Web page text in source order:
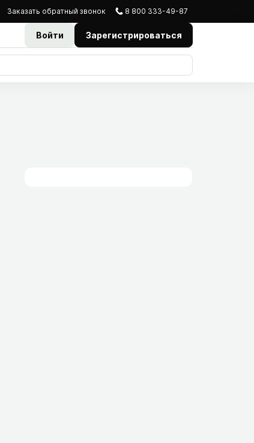
Заказать обратный звонок 8 800 333-49-87
Войти Зарегистрироваться